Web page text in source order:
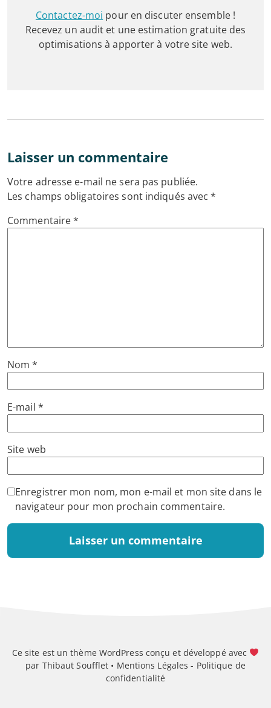
Contactez-moi pour en discuter ensemble !
Recevez un audit et une estimation gratuite des
optimisations à apporter à votre site web.
Laisser un commentaire
Votre adresse e-mail ne sera pas publiée.
Les champs obligatoires sont indiqués avec*
Commentaire*
Nom*
E-mail *
Site web
Enregistrer mon nom, mon e-mail et mon site dans le
navigateur pour mon prochain commentaire.
Ce site est un thème WordPress conçu et développé avec
par Thibaut Soufflet • Mentions Légales - Politique de
confidentialité